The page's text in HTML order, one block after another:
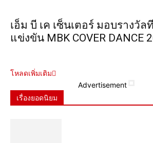
เอ็ม บี เค เซ็นเตอร์ มอบรางวั
แข่งขัน MBK COVER DANCE
โหลดเพิ่มเติม
Advertisement
เรื่องยอดนิยม